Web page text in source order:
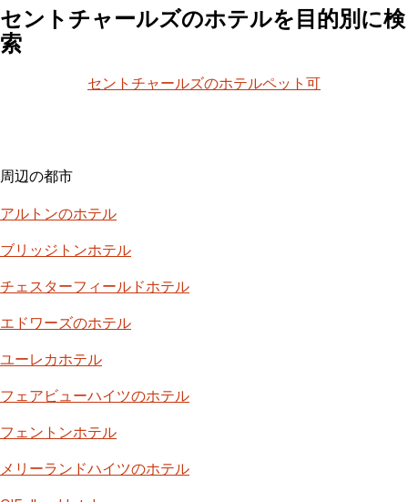
セントチャールズのホテルを目的別に検
索
セントチャールズのホテルペット可
周辺の都市
アルトンのホテル
ブリッジトンホテル
チェスターフィールドホテル
エドワーズのホテル
ユーレカホテル
フェアビューハイツのホテル
フェントンホテル
メリーランドハイツのホテル